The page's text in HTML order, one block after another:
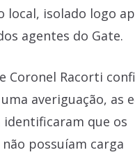
local, isolado logo
agentes do Gate.
Coronel Racorti
averiguação, as
identificaram que os
possuíam carga